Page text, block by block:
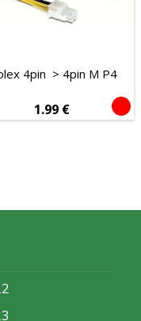
4pin  > 4pin M P4
1.99 €